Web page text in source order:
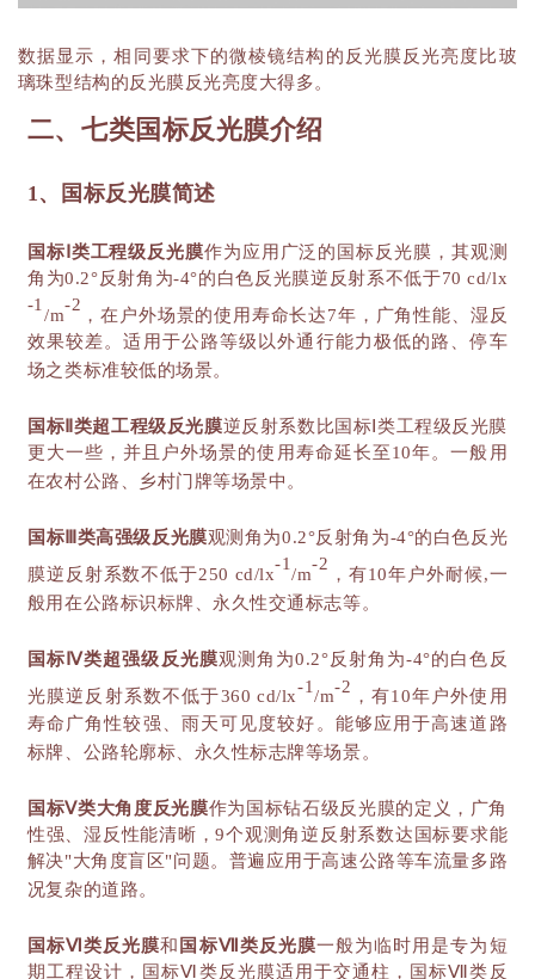
数据显示，相同要求下的微棱镜结构的反光膜反光亮度比玻
璃珠型结构的反光膜反光亮度大得多。
二、七类国标反光膜介绍
1、国标反光膜简述
国标 Ⅰ类工程级反光膜作为应用广泛的国标反光膜，其观测
角为0.2°反射角为-4°的白色反光膜逆反射系不低于70 cd/lx
-1
/m
-2
，在户外场景的使用寿命长达7年，广角性能、湿反
效果较差。适用于公路等级以外通行能力极低的路、停车
场之类标准较低的场景。
国标 Ⅱ类超工程级反光膜逆反射系数比国标 Ⅰ类工程级反光膜
更大一些，并且户外场景的使用寿命延长至10年。一般用
在农村公路、乡村门牌等场景中。
国标 Ⅲ类高强级反光膜观测角为0.2°反射角为-4°的白色反光
膜逆反射系数不低于250 cd/lx
-1
/m
-2
，有10年户外耐候,一
般用在公路标识标牌、永久性交通标志等。
国标 Ⅳ类超强级反光膜观测角为0.2°反射角为-4°的白色反
光膜逆反射系数不低于360 cd/lx
-1
/m
-2
，有10年户外使用
寿命广角性较强、雨天可见度较好。能够应用于高速道路
标牌、公路轮廓标、永久性标志牌等场景。
国标Ⅴ类大角度反光膜作为国标钻石级反光膜的定义，广角
性强、湿反性能清晰，9个观测角逆反射系数达国标要求能
解决"大角度盲区"问题。普遍应用于高速公路等车流量多路
况复杂的道路。
国标Ⅵ类反光膜和 国标Ⅶ类反光膜一般为临时用是专为短
期工程设计，国标Ⅵ类反光膜适用于交通柱，国标Ⅶ类反